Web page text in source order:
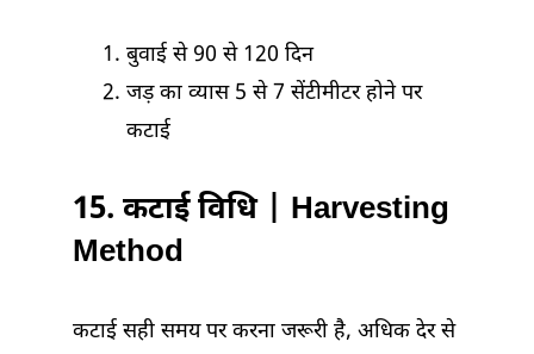
बुवाई से 90 से 120 दिन
जड़ का व्यास 5 से 7 सेंटीमीटर होने पर
कटाई
15. कटाई विधि | Harvesting
Method
कटाई सही समय पर करना जरूरी है, अधिक देर से